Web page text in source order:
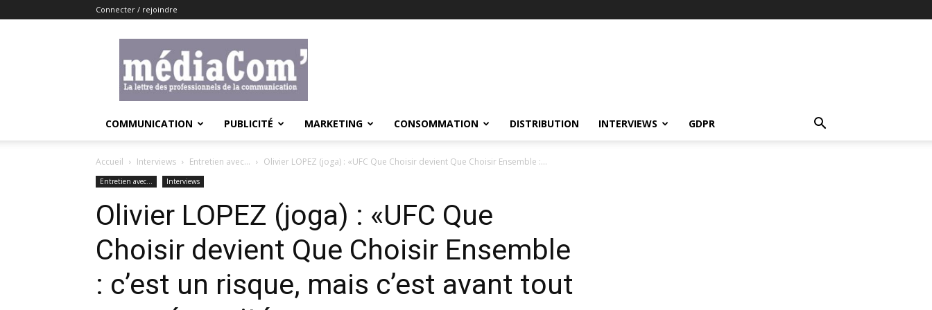
Connecter / rejoindre
COMMUNICATION PUBLICITÉ MARKETING CONSOMMATION DISTRIBUTION INTERVIEWS GDPR
Accueil Interviews Entretien avec... Olivier LOPEZ (joga) : «UFC Que Choisir devient Que Choisir Ensemble :...
Entretien avec... Interviews
Olivier LOPEZ (joga) : «UFC Que
Choisir devient Que Choisir Ensemble
: c’est un risque, mais c’est avant tout